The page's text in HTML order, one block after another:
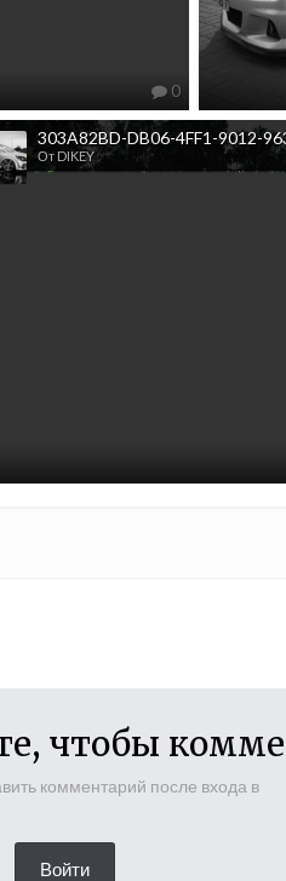
0
303A82BD-DB06-4FF1-9012-
От DIKEY
чтобы
комментарий после входа в
Войти